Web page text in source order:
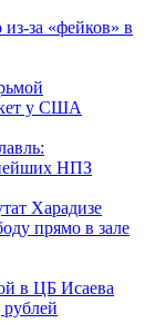
за «фейков» в
у США
НПЗ
Харадизе
прямо в зале
в ЦБ Исаева